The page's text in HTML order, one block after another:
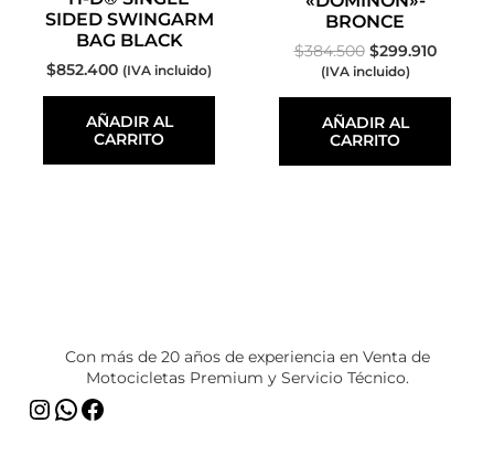
SIDED SWINGARM
BAG BLACK
$852.400 (IVA incluido)
AÑADIR AL
CARRITO
BRONCE
$384.500 $299.910
(IVA incluido)
AÑADIR AL
CARRITO
Con más de 20 años de experiencia en Venta de
Motocicletas Premium y Servicio Técnico.